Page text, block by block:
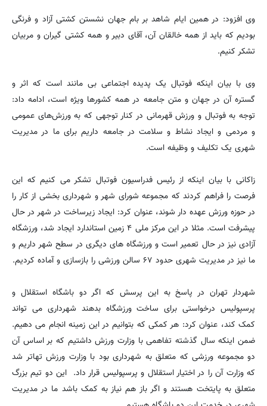
وی افزود: در همین ایام شاهد بر بام جهان نشستن کشتی آزاد و فرنگی
بودیم که باید از همه خالقان آن، آقای دبیر و همه کشتی گیران و مربیان
تشکر کنیم.
وی با بیان اینکه فوتبال یک پدیده اجتماعی بی مانند است که اثر و
گستره آن در جهان و متن جامعه در همه کشورها ویژه است، ادامه داد:
توجه به فوتبال و ورزش قهرمانی در کنار توجهی که به ورزش‌های عمومی
و مردمی و ایجاد نشاط و سلامت در جامعه داریم برای ما در مدیریت
شهری یک تکلیف و وظیفه است.
زاکانی با بیان اینکه از رئیس فدراسیون فوتبال تشکر می کنیم که این
فرصت را فراهم کردند که مجموعه شورای شهر و شهرداری بخشی از کار را
در حوزه ورزش عهده دار شوند، عنوان کرد: ایجاد زیرساخت در شهر در حال
پیشرفت است. مثلا در این مرکز ملی ۴ زمین استاندارد ایجاد شد، ورزشگاه
آزادی نیز در حال تعمیر است و ورزشگاه های دیگری در سطح شهر داریم و
ما نیز در مدیریت شهری حدود ۶۷ سالن ورزشی را بازسازی و آماده کردیم.
شهردار تهران در پاسخ به این پرسش که اگر دو باشگاه استقلال و
پرسپولیس درخواستی برای ساخت ورزشگاه بدهند شهرداری می تواند
کمک کند، عنوان کرد: هر کمکی که بتوانیم در این زمینه انجام می دهیم.
ضمن اینکه سال گذشته تفاهمی با وزارت ورزش داشتیم که بر اساس آن
دو مجموعه ورزشی که متعلق به شهرداری بود با وزارت ورزش تهاتر شد
که وزارت آن را در اختیار استقلال و پرسپولیس قرار داد. این دو تیم بزرگ
متعلق به پایتخت هستند و اگر باز هم نیاز به کمک باشد ما در مدیریت